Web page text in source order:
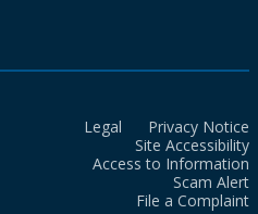
Legal
Privacy Notice
Site Accessibility
Access to Information
Scam Alert
File a Complaint